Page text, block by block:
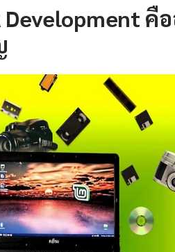
Development คื